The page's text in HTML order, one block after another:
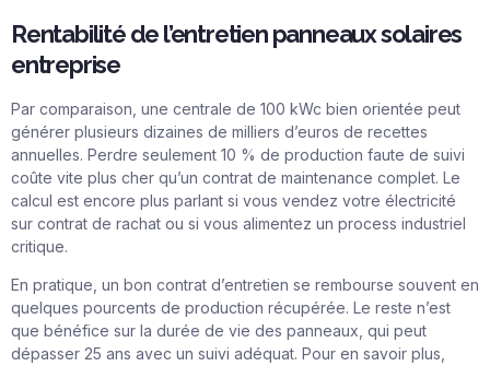
Rentabilité de l’entretien panneaux solaires
entreprise
Par comparaison, une centrale de 100 kWc bien orientée peut
générer plusieurs dizaines de milliers d’euros de recettes
annuelles. Perdre seulement 10 % de production faute de suivi
coûte vite plus cher qu’un contrat de maintenance complet. Le
calcul est encore plus parlant si vous vendez votre électricité
sur contrat de rachat ou si vous alimentez un process industriel
critique.
En pratique, un bon contrat d’entretien se rembourse souvent en
quelques pourcents de production récupérée. Le reste n’est
que bénéfice sur la durée de vie des panneaux, qui peut
dépasser 25 ans avec un suivi adéquat. Pour en savoir plus,